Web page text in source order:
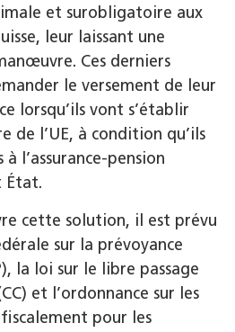
et surobligatoire aux
leur laissant une
Ces derniers
le versement de leur
lorsqu’ils vont s’établir
de l’UE, à condition qu’ils
l’assurance-pension
État.
cette solution, il est prévu
sur la prévoyance
la loi sur le libre passage
et l’ordonnance sur les
pour les